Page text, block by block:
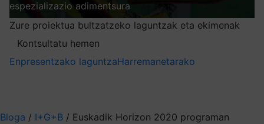
espezializazio adimentsura
Zure proiektua bultzatzeko laguntzak eta ekimenak
Kontsultatu hemen
Enpresentzako laguntzaHarremanetarako
Bloga / I+G+B / Euskadik Horizon 2020 programan